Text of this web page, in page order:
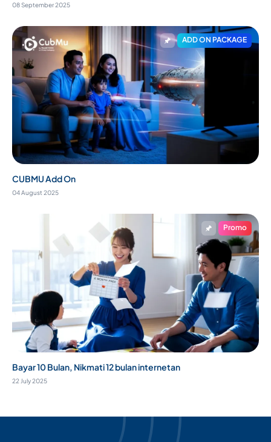
08 September 2025
ADD ON PACKAGE
CUBMU Add On
04 August 2025
Promo
Bayar 10 Bulan, Nikmati 12 bulan internetan
22 July 2025